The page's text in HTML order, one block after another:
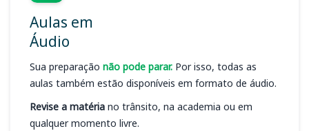
Aulas em
Áudio
Sua preparação não pode parar. Por isso, todas as
aulas também estão disponíveis em formato de áudio.
Revise a matéria no trânsito, na academia ou em
qualquer momento livre.